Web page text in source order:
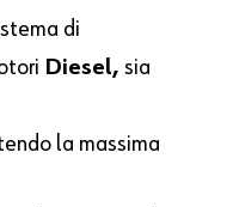
di
Diesel,sia
la massima